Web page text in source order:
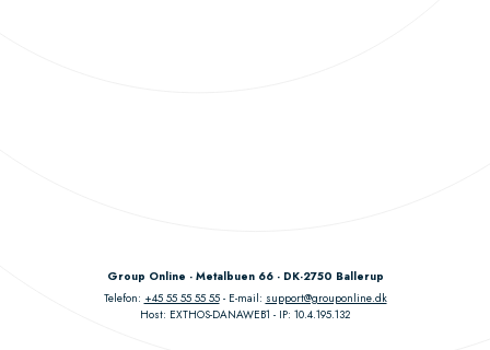
Group Online - Metalbuen 66 - DK-2750 Ballerup
Telefon: +45 55 55 55 55 E-mail: support@grouponline.dk
Host: EXTHOS-DANAWEB1
IP: 10.4.195.132